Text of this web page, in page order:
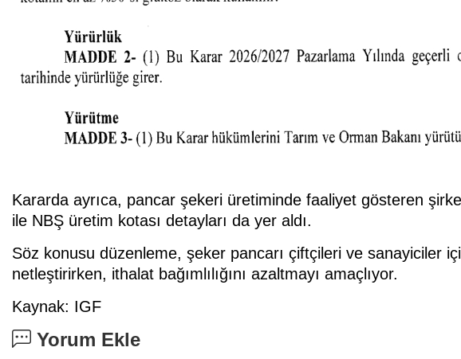
Kararda ayrıca, pancar şekeri üretiminde faaliyet gösteren
ile NBŞ üretim kotası detayları da yer aldı.
Söz konusu düzenleme, şeker pancarı çiftçileri ve sanayiciler
netleştirirken, ithalat bağımlılığını azaltmayı amaçlıyor.
Kaynak: IGF
Yorum Ekle